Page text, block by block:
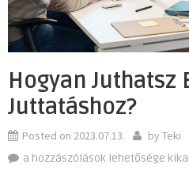
Hogyan Juthatsz
Juttatáshoz?
Posted on 2023.07.13. by Teki
Hogyan
a hozzászólások lehetősége